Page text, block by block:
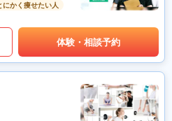
にかく痩せたい人
体験・相談予約